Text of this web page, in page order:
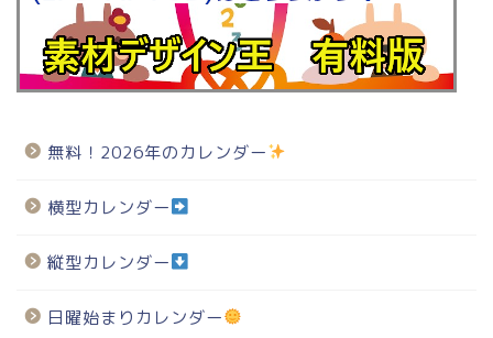
無料！2026年のカレンダー
横型カレンダー
縦型カレンダー
日曜始まりカレンダー